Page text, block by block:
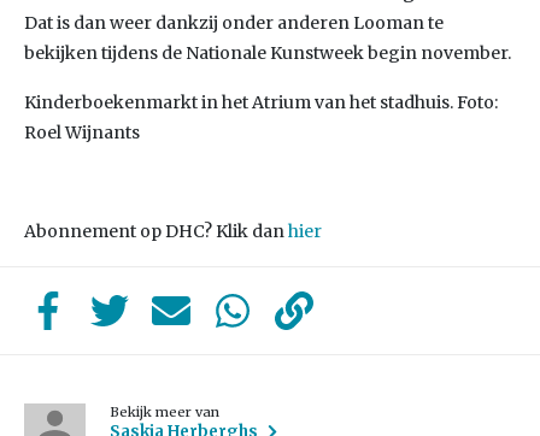
Dat is dan weer dankzij onder anderen Looman te
bekijken tijdens de Nationale Kunstweek begin november.
Kinderboekenmarkt in het Atrium van het stadhuis. Foto:
Roel Wijnants
Abonnement op DHC? Klik danhier
Bekijk meer van
Saskia Herberghs